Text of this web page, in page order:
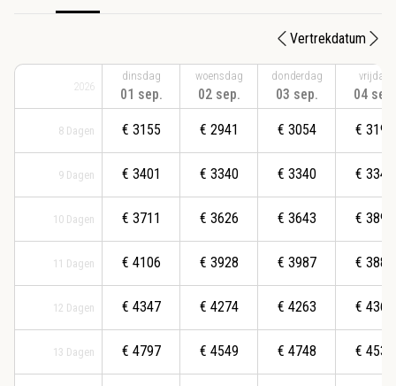
Vertrekdatum
2026
8 Dagen
9 Dagen
10 Dagen
11 Dagen
12 Dagen
13 Dagen
dinsdag
01 sep.
€ 3155
€ 3401
€ 3711
€ 4106
€ 4347
€ 4797
woensdag
02 sep.
€ 2941
€ 3340
€ 3626
€ 3928
€ 4274
€ 4549
donderdag
03 sep.
€ 3054
€ 3340
€ 3643
€ 3987
€ 4263
€ 4748
vrijdag
04 sep.
€ 3199
€ 3340
€ 3890
€ 3888
€ 4364
€ 4532